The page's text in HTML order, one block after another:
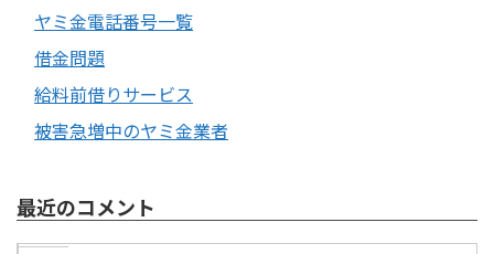
ヤミ金電話番号一覧
借金問題
給料前借りサービス
被害急増中のヤミ金業者
最近のコメント